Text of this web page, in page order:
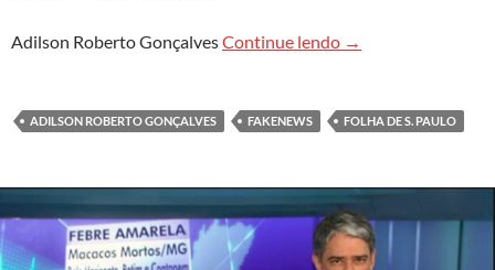
Adilson Roberto GonçalvesContinue lendo Unicamp sedia
→
ADILSON ROBERTO GONÇALVES FAKENEWS FOLHA DE S. PAULO